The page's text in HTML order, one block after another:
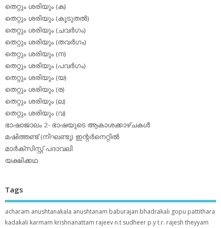
തെറ്റും ശരിയും (ക)
തെറ്റും ശരിയും (കൂടുതല്‍)
തെറ്റും ശരിയും (ചവര്‍ഗം)
തെറ്റും ശരിയും (തവര്‍ഗം)
തെറ്റും ശരിയും (ന)
തെറ്റും ശരിയും (പവര്‍ഗം)
തെറ്റും ശരിയും (യ)
തെറ്റും ശരിയും (ര)
തെറ്റും ശരിയും (ല)
തെറ്റും ശരിയും (വ)
ഭാഷാജാലം 2- ഭാഷയുടെ ആകാശക്കാഴ്ചകള്‍
മഷിത്തണ്ട് (നിഘണ്ടു) ഇന്റര്‍നെറ്റില്‍
മാര്‍ക്‌സിസ്റ്റ് പദാവലി
യക്ഷിക്കഥ
Tags
acharam anushtanakala anushtanam baburajan bhadrakali gopu pattithara
kadakali karmam krishnanattam rajeev n.t sudheer p.yt.r. rajesh theyyam